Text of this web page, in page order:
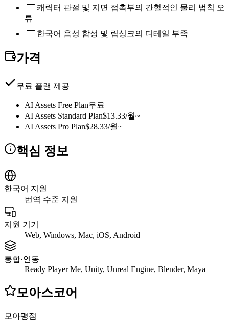
캐릭터 관절 및 지면 접촉부의 간헐적인 물리 법칙 오
류
한국어 음성 합성 및 립싱크의 디테일 부족
가격
무료 플랜 제공
AI Assets Free Plan무료
AI Assets Standard Plan$13.33/월~
AI Assets Pro Plan$28.33/월~
핵심 정보
한국어 지원
번역 수준 지원
지원 기기
Web, Windows, Mac, iOS, Android
통합·연동
Ready Player Me, Unity, Unreal Engine, Blender, Maya
모아스코어
모아평점